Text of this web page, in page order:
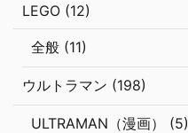
LEGO (12)
全般 (11)
ウルトラマン (198)
ULTRAMAN（漫画） (5)